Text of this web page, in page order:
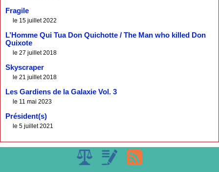
Fragile
le 15 juillet 2022
L’Homme Qui Tua Don Quichotte / The Man who killed Don
Quixote
le 27 juillet 2018
Skyscraper
le 21 juillet 2018
Les Gardiens de la Galaxie Vol. 3
le 11 mai 2023
Président(s)
le 5 juillet 2021